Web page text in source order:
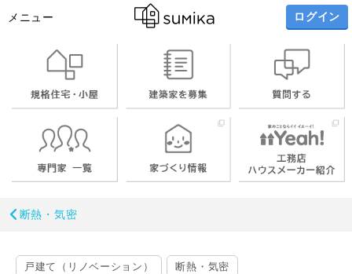
メニュー ログイン
断熱・気密
戸建て（リノベーション） 断熱・気密